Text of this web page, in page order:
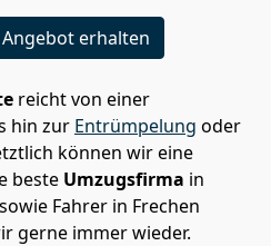
erhalten
reicht von einer
hin zur Entrümpelung oder
können wir eine
beste Umzugsfirma in
Fahrer in Frechen
gerne immer wieder.